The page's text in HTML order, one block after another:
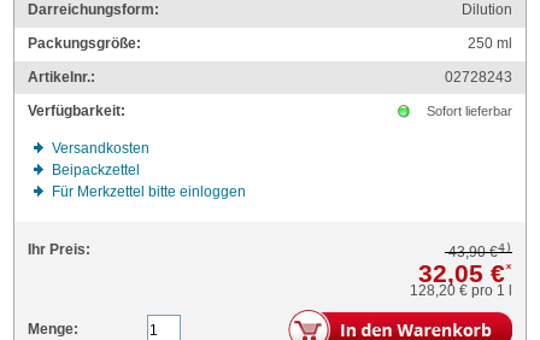
Darreichungsform:
Dilution
Packungsgröße:
250ml
Artikelnr.:
02728243
Verfügbarkeit:
Sofort lieferbar
Versandkosten
Beipackzettel
Für Merkzettel bitte einloggen
Ihr Preis: 43,90 €4)
32,05 €*
128,20 € pro 1 l
Menge: